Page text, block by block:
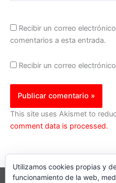
Recibir un correo
comentarios a esta entrada.
Recibir un correo
This site uses Akismet to
comment data is processed.
Utilizamos cookies propias y
funcionamiento de la web,